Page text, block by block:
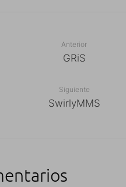
Anterior
GRiS
Siguiente
SwirlyMMS